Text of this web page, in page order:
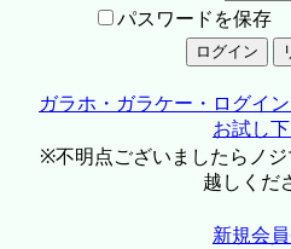
パスワードを保存
ガラホ・ガラケー・ログイ
お試し
※不明点ございましたらノ
越しくだ
新規会